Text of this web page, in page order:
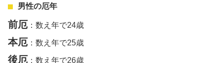
男性の厄年
前厄 ：数え年で24歳
本厄 ：数え年で25歳
後厄 ：数え年で26歳